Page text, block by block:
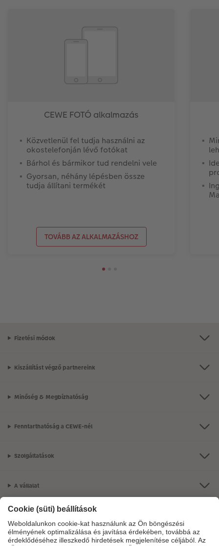
CEWE FOTÓ alkalmazás
Közvetlenül fel tudja használni az
okostelefonján lévő fotókat
Bárhol és bármikor tud rendelni vele
Gyorsan, néhány lépésben össze
tudja állítani termékét
TOVÁBB AZ ALKALMAZÁSHOZ
Fizetési módok
Kiszállítást végző partnereink
Minőség & Megbízhatóság
Fenntarthatóság a CEWE-nél
Szolgáltatások
A vállalat
Termékkínálat